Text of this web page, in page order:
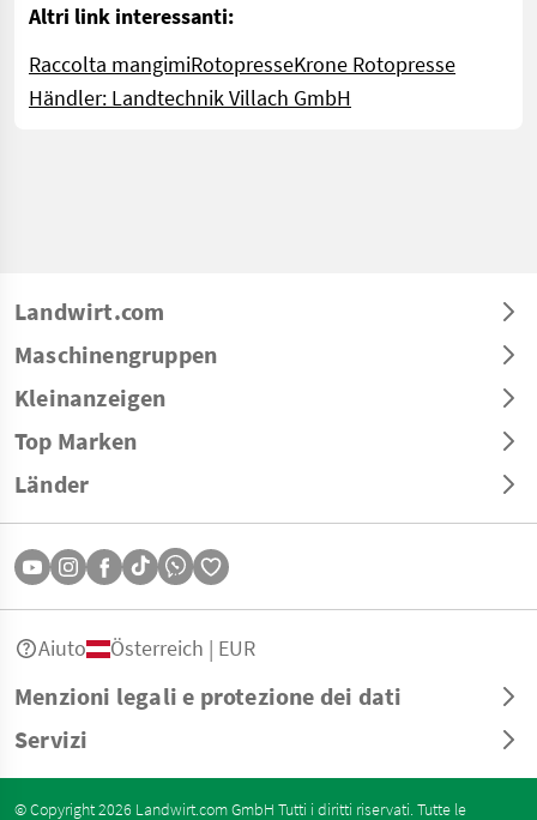
Altri link interessanti:
Raccolta mangimiRotopresseKrone Rotopresse
Händler: Landtechnik Villach GmbH
Landwirt.com
Maschinengruppen
Kleinanzeigen
Top Marken
Länder
Menzioni legali e protezione dei dati
Servizi
Aiuto Österreich | EUR
© Copyright 2026 Landwirt.com GmbH Tutti i diritti riservati. Tutte le